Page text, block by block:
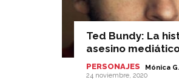
Ted Bundy: La
asesino
PERSONAJES Mónica
24 noviembre, 2020